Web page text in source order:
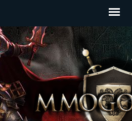
Главное
меню
Jump to